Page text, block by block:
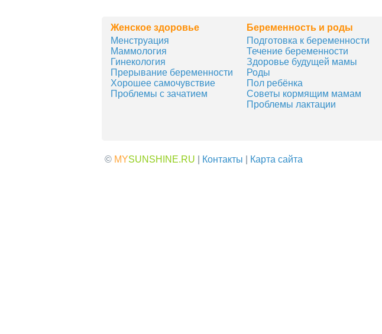
Женское здоровье
Менструация
Маммология
Гинекология
Прерывание беременности
Хорошее самочувствие
Проблемы с зачатием
Беременность и роды
Подготовка к беременности
Течение беременности
Здоровье будущей мамы
Роды
Пол ребёнка
Советы кормящим мамам
Проблемы лактации
© MYSUNSHINE.RU Контакты Карта сайта